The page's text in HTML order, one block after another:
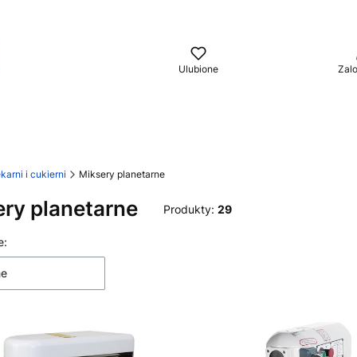
Ulubione
i cukierni Miksery planetarne
planetarne Produkty: 29